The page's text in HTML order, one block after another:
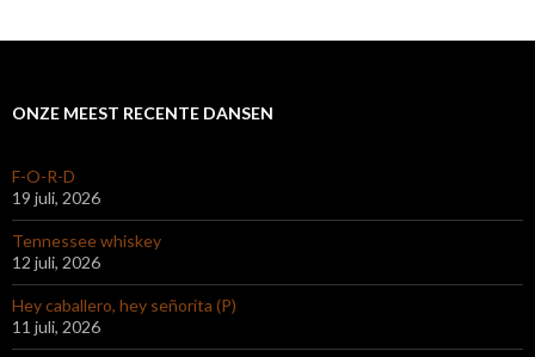
ONZE MEEST RECENTE DANSEN
F-O-R-D
19 juli, 2026
Tennessee whiskey
12 juli, 2026
Hey caballero, hey señorita (P)
11 juli, 2026